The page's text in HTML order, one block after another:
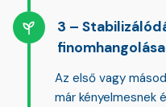
finomhangolása
Az első vagy
már kényelmesnek